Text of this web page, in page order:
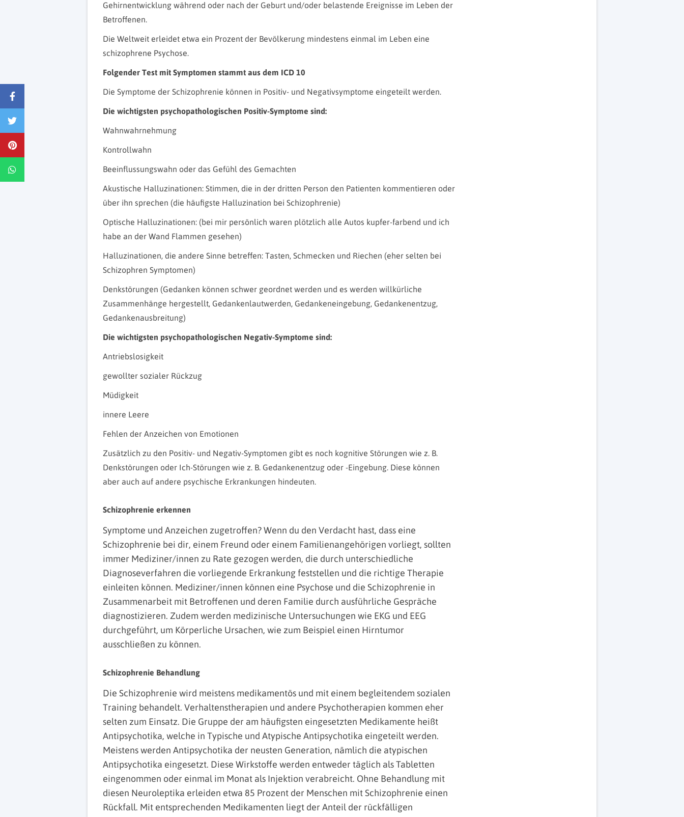
Gehirnentwicklung während oder nach der Geburt und/oder belastende Ereignisse im Leben der
Betroffenen.
Die Weltweit erleidet etwa ein Prozent der Bevölkerung mindestens einmal im Leben eine
schizophrene Psychose.
Folgender Test mit Symptomen stammt aus dem ICD 10
Die Symptome der Schizophrenie können in Positiv- und Negativsymptome eingeteilt werden.
Die wichtigsten psychopathologischen Positiv-Symptome sind:
Wahnwahrnehmung
Kontrollwahn
Beeinflussungswahn oder das Gefühl des Gemachten
Akustische Halluzinationen: Stimmen, die in der dritten Person den Patienten kommentieren oder
über ihn sprechen (die häufigste Halluzination bei Schizophrenie)
Optische Halluzinationen: (bei mir persönlich waren plötzlich alle Autos kupfer-farbend und ich
habe an der Wand Flammen gesehen)
Halluzinationen, die andere Sinne betreffen: Tasten, Schmecken und Riechen (eher selten bei
Schizophren Symptomen)
Denkstörungen (Gedanken können schwer geordnet werden und es werden willkürliche
Zusammenhänge hergestellt, Gedankenlautwerden, Gedankeneingebung, Gedankenentzug,
Gedankenausbreitung)
Die wichtigsten psychopathologischen Negativ-Symptome sind:
Antriebslosigkeit
gewollter sozialer Rückzug
Müdigkeit
innere Leere
Fehlen der Anzeichen von Emotionen
Zusätzlich zu den Positiv- und Negativ-Symptomen gibt es noch kognitive Störungen wie z. B.
Denkstörungen oder Ich-Störungen wie z. B. Gedankenentzug oder -Eingebung. Diese können
aber auch auf andere psychische Erkrankungen hindeuten.
Schizophrenie erkennen
Symptome und Anzeichen zugetroffen? Wenn du den Verdacht hast, dass eine
Schizophrenie bei dir, einem Freund oder einem Familienangehörigen vorliegt, sollten
immer Mediziner/innen zu Rate gezogen werden, die durch unterschiedliche
Diagnoseverfahren die vorliegende Erkrankung feststellen und die richtige Therapie
einleiten können. Mediziner/innen können eine Psychose und die Schizophrenie in
Zusammenarbeit mit Betroffenen und deren Familie durch ausführliche Gespräche
diagnostizieren. Zudem werden medizinische Untersuchungen wie EKG und EEG
durchgeführt, um Körperliche Ursachen, wie zum Beispiel einen Hirntumor
ausschließen zu können.
Schizophrenie Behandlung
Die Schizophrenie wird meistens medikamentös und mit einem begleitendem sozialen
Training behandelt. Verhaltenstherapien und andere Psychotherapien kommen eher
selten zum Einsatz. Die Gruppe der am häufigsten eingesetzten Medikamente heißt
Antipsychotika, welche in Typische und Atypische Antipsychotika eingeteilt werden.
Meistens werden Antipsychotika der neusten Generation, nämlich die atypischen
Antipsychotika eingesetzt. Diese Wirkstoffe werden entweder täglich als Tabletten
eingenommen oder einmal im Monat als Injektion verabreicht. Ohne Behandlung mit
diesen Neuroleptika erleiden etwa 85 Prozent der Menschen mit Schizophrenie einen
Rückfall. Mit entsprechenden Medikamenten liegt der Anteil der rückfälligen